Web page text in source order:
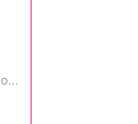
Naznaczony: Wyjście z mrocznego wymiaru